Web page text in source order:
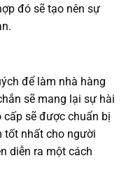
đó sẽ tạo nên sự
để làm nhà hàng
sẽ mang lại sự hài
sẽ được chuẩn bị
tốt nhất cho người
diễn ra một cách